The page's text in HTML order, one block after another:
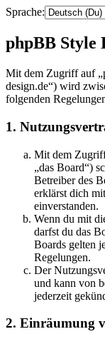
Sprache:
phpBB Style
Mit dem Zugriff auf
design.de“) wird
folgenden
1.
Mit dem
„das Board“)
Betreiber des
erklärst dich
einverstanden.
Wenn du mit
darfst du das
Boards gelten
Regelungen.
Der
und kann von
jederzeit
2. Einräumung